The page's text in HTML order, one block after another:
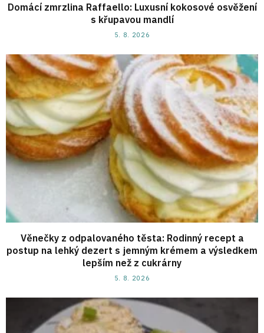
Domácí zmrzlina Raffaello: Luxusní kokosové osvěžení
s křupavou mandlí
5. 8. 2026
Věnečky z odpalovaného těsta: Rodinný recept a
postup na lehký dezert s jemným krémem a výsledkem
lepším než z cukrárny
5. 8. 2026